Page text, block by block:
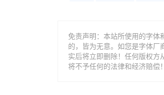
免责声明：本站所使用的字体
的，皆为无意。如您是字体
实后将立即删除！任何版权方
将不予任何的法律和经济赔偿